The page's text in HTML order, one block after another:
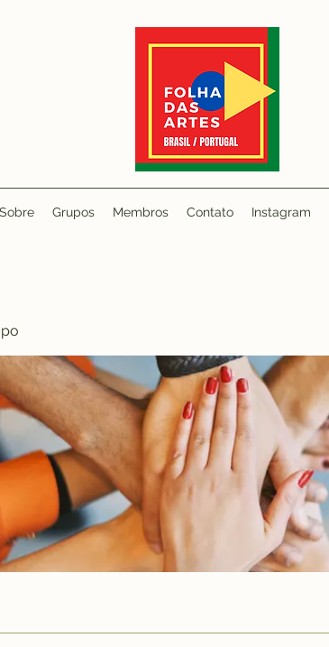
Sobre Grupos Membros Contato Instagram